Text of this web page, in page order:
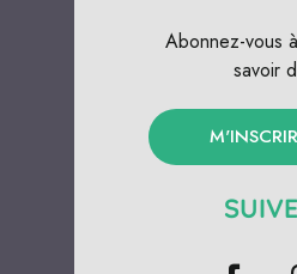
Abonnez-vous
savoir